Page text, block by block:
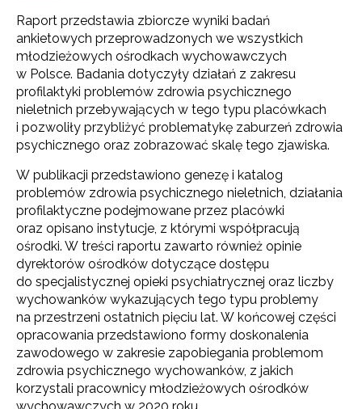
Raport przedstawia zbiorcze wyniki badań
ankietowych przeprowadzonych we wszystkich
młodzieżowych ośrodkach wychowawczych
w Polsce. Badania dotyczyły działań z zakresu
profilaktyki problemów zdrowia psychicznego
nieletnich przebywających w tego typu placówkach
i pozwoliły przybliżyć problematykę zaburzeń zdrowia
psychicznego oraz zobrazować skalę tego zjawiska.
W publikacji przedstawiono genezę i katalog
problemów zdrowia psychicznego nieletnich, działania
profilaktyczne podejmowane przez placówki
oraz opisano instytucje, z którymi współpracują
ośrodki. W treści raportu zawarto również opinie
dyrektorów ośrodków dotyczące dostępu
do specjalistycznej opieki psychiatrycznej oraz liczby
wychowanków wykazujących tego typu problemy
na przestrzeni ostatnich pięciu lat. W końcowej części
opracowania przedstawiono formy doskonalenia
zawodowego w zakresie zapobiegania problemom
zdrowia psychicznego wychowanków, z jakich
korzystali pracownicy młodzieżowych ośrodków